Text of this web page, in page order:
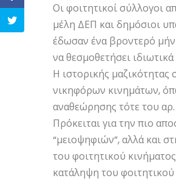
Οι φοιτητικοί σύλλογοι
μέλη ΔΕΠ και δημόσιοι
έδωσαν ένα βροντερό
να θεσμοθετήσει
Η ιστορικής μαζικότητας
νικηφόρων κινημάτων,
αναθεώρησης τότε του αρ.
Πρόκειται για την πιο
“μειοψηφιών”, αλλά και
του φοιτητικού
κατάληψη του